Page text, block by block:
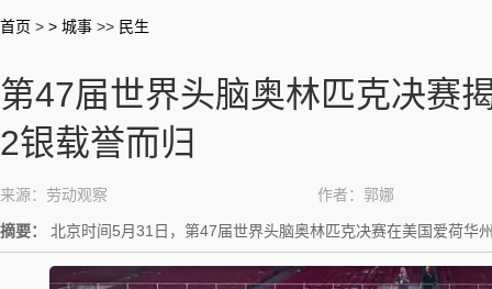
首页 > > 城事 >> 民生
第47届世界头脑奥林匹克决赛
2银载誉而归
来源：劳动观察 作者：郭娜
摘要： 北京时间5月31日，第47届世界头脑奥林匹克决赛在美国爱荷华